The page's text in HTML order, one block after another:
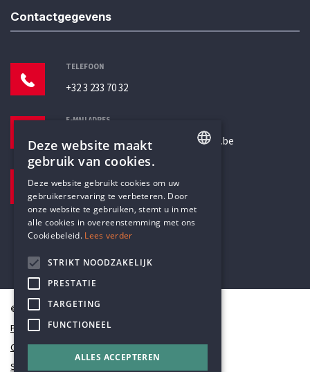
Contactgegevens
TELEFOON
+32 3 233 70 32
E-MAILADRES
secretariaat@humanistischverbond.be
Pottenbrug 4
Antwerpen, 2000
© Humanistisch Verbond 2026
Privacy
Cookiestatement
Sitemap
DUTCH
Deze website maakt
gebruik van cookies.
Deze website gebruikt cookies om uw
gebruikerservaring te verbeteren. Door
onze website te gebruiken, stemt u in met
alle cookies in overeenstemming met ons
Cookiebeleid. Lees verder
STRIKT NOODZAKELIJK
PRESTATIE
TARGETING
FUNCTIONEEL
ALLES ACCEPTEREN